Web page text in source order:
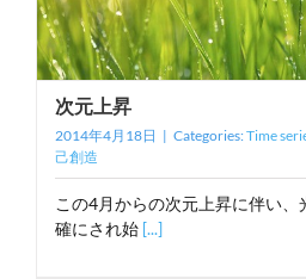
次元上昇
2014年4月18日 | Categories:Time
己創造
この4月からの次元上昇に伴い、
確にされ始 [...]